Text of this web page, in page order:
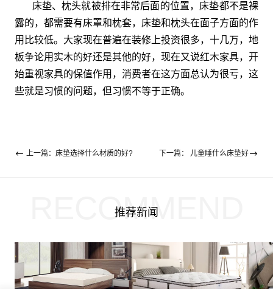
床垫、枕头就被排在非常后面的位置，床垫都不是裸
露的，都需要有床罩和枕套，床垫和枕头在面子方面的作
用比较低。大家现在普遍在装修上投资很多，十几万，地
板争论用实木的好还是其他的好，现在又说红木家具，开
始重视家具的保值作用，消费者在这方面总认为很亏，这
些就是习惯的问题，但习惯不等于正确。
上一篇：​床垫选择什么材质的好? 下一篇： 儿童睡什么床垫好
推荐新闻
RECOMMEND